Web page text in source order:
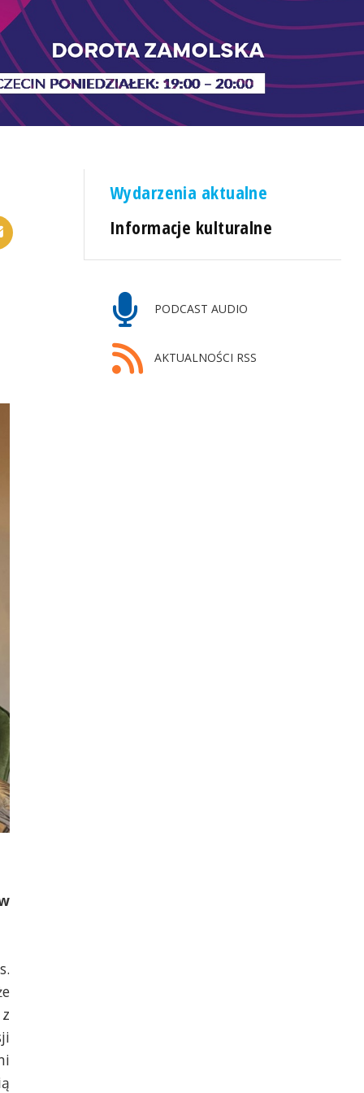
Wydarzenia aktualne
Informacje kulturalne
PODCAST AUDIO
AKTUALNOŚCI RSS